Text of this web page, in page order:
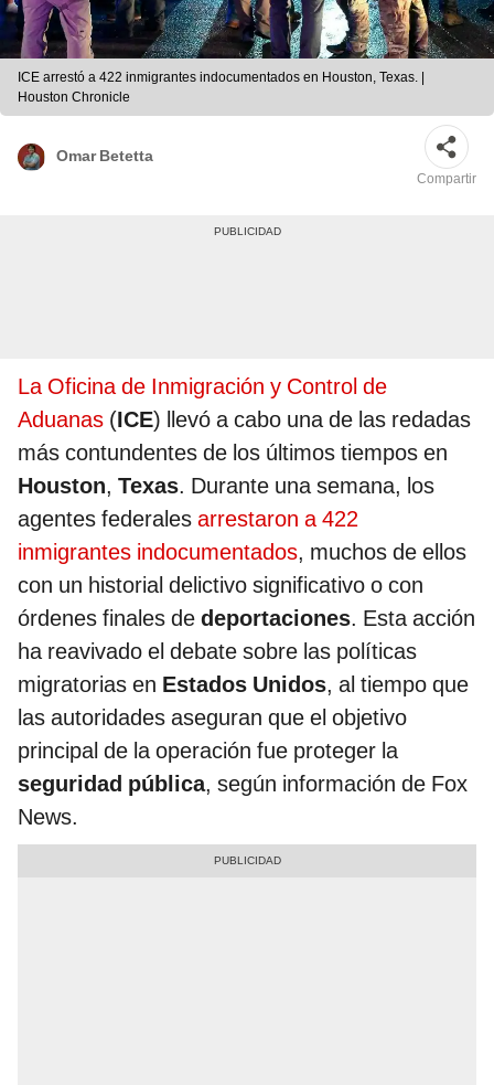
ICE arrestó a 422 inmigrantes indocumentados en Houston, Texas. |
Houston Chronicle
Omar Betetta
Compartir
La Oficina de Inmigración y Control de
Aduanas (ICE) llevó a cabo una de las redadas
más contundentes de los últimos tiempos en
Houston, Texas. Durante una semana, los
agentes federales arrestaron a 422
inmigrantes indocumentados, muchos de ellos
con un historial delictivo significativo o con
órdenes finales de deportaciones. Esta acción
ha reavivado el debate sobre las políticas
migratorias en Estados Unidos, al tiempo que
las autoridades aseguran que el objetivo
principal de la operación fue proteger la
seguridad pública, según información de Fox
News.